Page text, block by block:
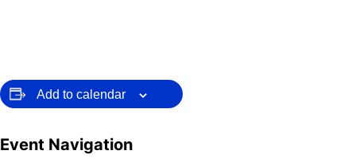
Add to calendar
Event Navigation